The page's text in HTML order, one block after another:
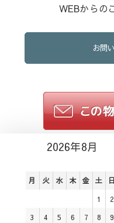
WEBからの
お問
2026年8月
月 火 水 木 金 土 日
1
2
3
4 5 6 7 8 9